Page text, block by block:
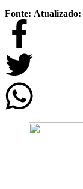
Fonte: Atualizado: